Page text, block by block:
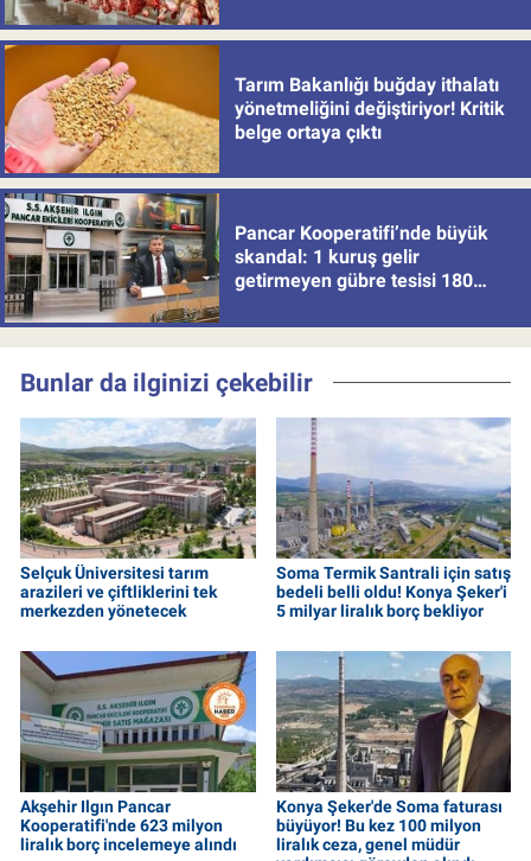
Tarım Bakanlığı buğday ithalatı
yönetmeliğini değiştiriyor! Kritik
belge ortaya çıktı
Pancar Kooperatifi’nde büyük
skandal: 1 kuruş gelir
getirmeyen gübre tesisi 180
Bunlar da ilginizi çekebilir
Selçuk Üniversitesi tarım
arazileri ve çiftliklerini tek
merkezden yönetecek
Soma Termik Santrali için satış
bedeli belli oldu! Konya Şeker'i
5 milyar liralık borç bekliyor
Akşehir Ilgın Pancar
Kooperatifi'nde 623 milyon
liralık borç incelemeye alındı
Konya Şeker'de Soma faturası
büyüyor! Bu kez 100 milyon
liralık ceza, genel müdür